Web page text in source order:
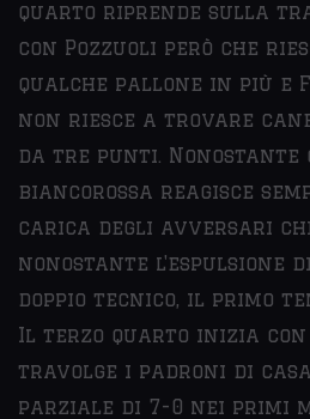
quarto riprende sulla
con Pozzuoli però che
qualche pallone in più e
non riesce a trovare
da tre punti. Nonostante
biancorossa reagisce
carica degli avversari
nonostante l'espulsione
doppio tecnico, il primo
Il terzo quarto inizia con
travolge i padroni di
parziale di 7-0 nei primi